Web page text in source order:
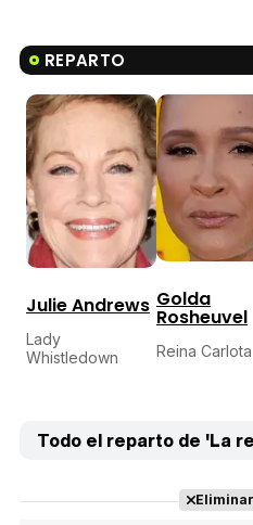
REPARTO
Julie Andrews
Lady
Whistledown
Golda
Rosheuvel
Reina Carlota
Todo el reparto de 'La